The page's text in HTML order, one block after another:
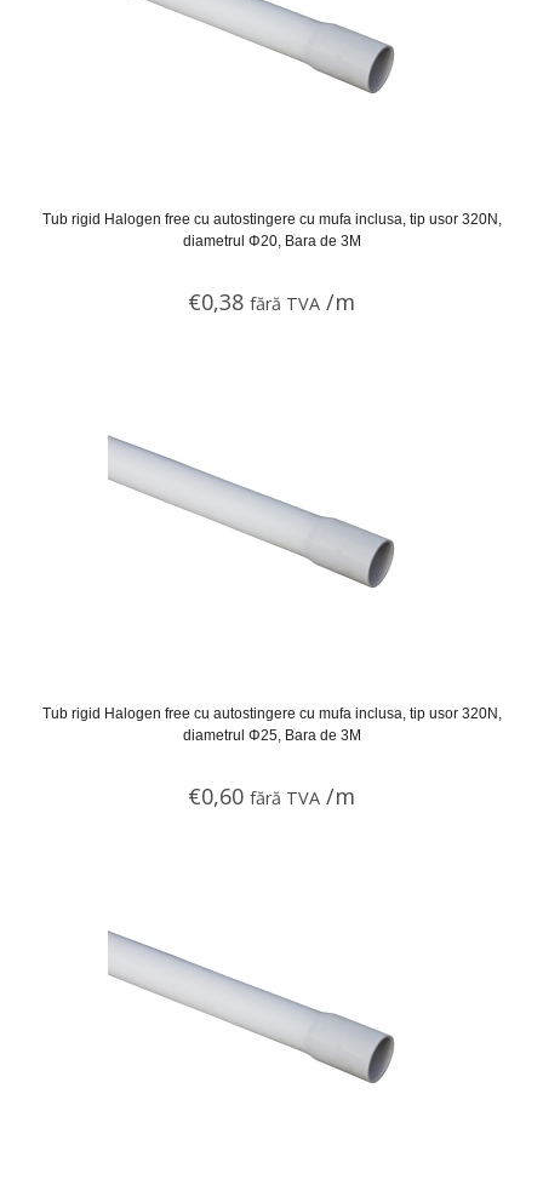
Tub rigid Halogen free cu autostingere cu mufa inclusa, tip usor 320N,
diametrul Φ20, Bara de 3M
€0,38 fără TVA /m
Tub rigid Halogen free cu autostingere cu mufa inclusa, tip usor 320N,
diametrul Φ25, Bara de 3M
€0,60 fără TVA /m